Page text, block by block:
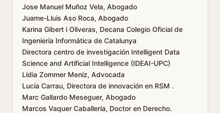
Jose Manuel Muñoz Vela, Abogado
Juame-Lluis Aso Roca, Abogado
Karina Gibert i Oliveras, Decana Colegio Oficial de
Ingeniería Informática de Catalunya
Directora centro de investigación Intelligent Data
Science and Artificial Intelligence (IDEAI-UPC)
Lidia Zommer Meniz, Advocada
Lucía Carrau, Directora de innovación en RSM .
Marc Gallardo Meseguer, Abogado
Marcos Vaquer Caballería, Doctor en Derecho.